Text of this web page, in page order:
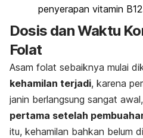
penyerapan vitamin
Dosis dan Waktu
Folat
Asam folat sebaiknya mulai
kehamilan terjadi, karena
janin berlangsung sangat
pertama setelah
itu, kehamilan bahkan belum